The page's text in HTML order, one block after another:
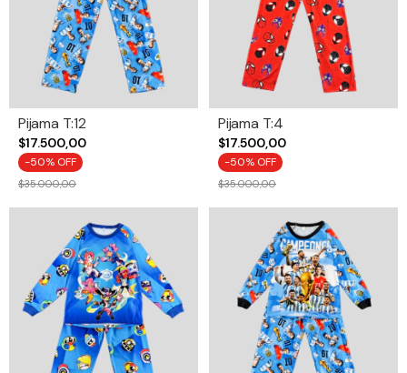
Pijama T:12
$17.500,00
-50% OFF
$35.000,00
Pijama T:4
$17.500,00
-50% OFF
$35.000,00